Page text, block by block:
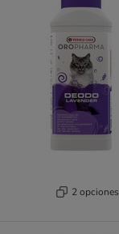
2 opciones